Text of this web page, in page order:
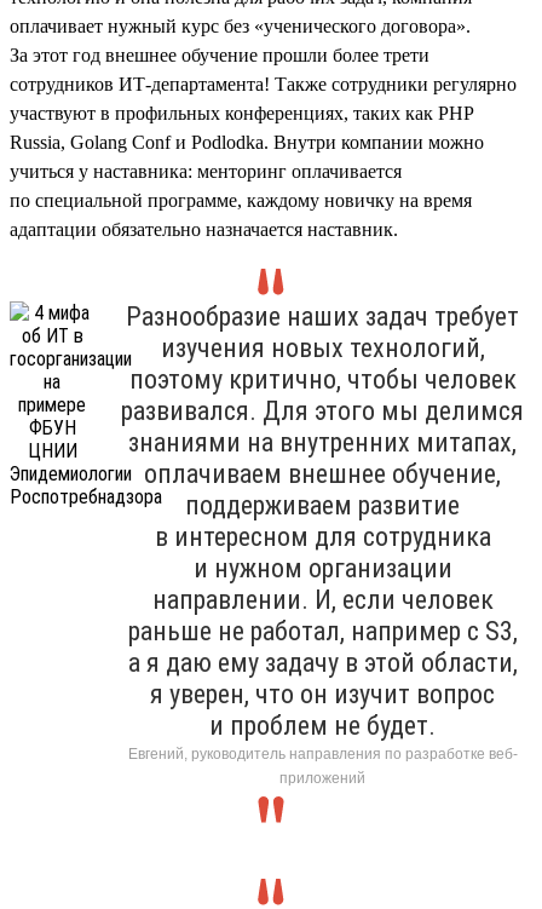
оплачивает нужный курс без «ученического договора».
За этот год внешнее обучение прошли более трети
сотрудников ИТ-департамента! Также сотрудники регулярно
участвуют в профильных конференциях, таких как PHP
Russia, Golang Conf и Podlodka. Внутри компании можно
учиться у наставника: менторинг оплачивается
по специальной программе, каждому новичку на время
адаптации обязательно назначается наставник.
Разнообразие наших задач требует
изучения новых технологий,
поэтому критично, чтобы человек
развивался. Для этого мы делимся
знаниями на внутренних митапах,
оплачиваем внешнее обучение,
поддерживаем развитие
в интересном для сотрудника
и нужном организации
направлении. И, если человек
раньше не работал, например с S3,
а я даю ему задачу в этой области,
я уверен, что он изучит вопрос
и проблем не будет.
Евгений, руководитель направления по разработке веб-
приложений